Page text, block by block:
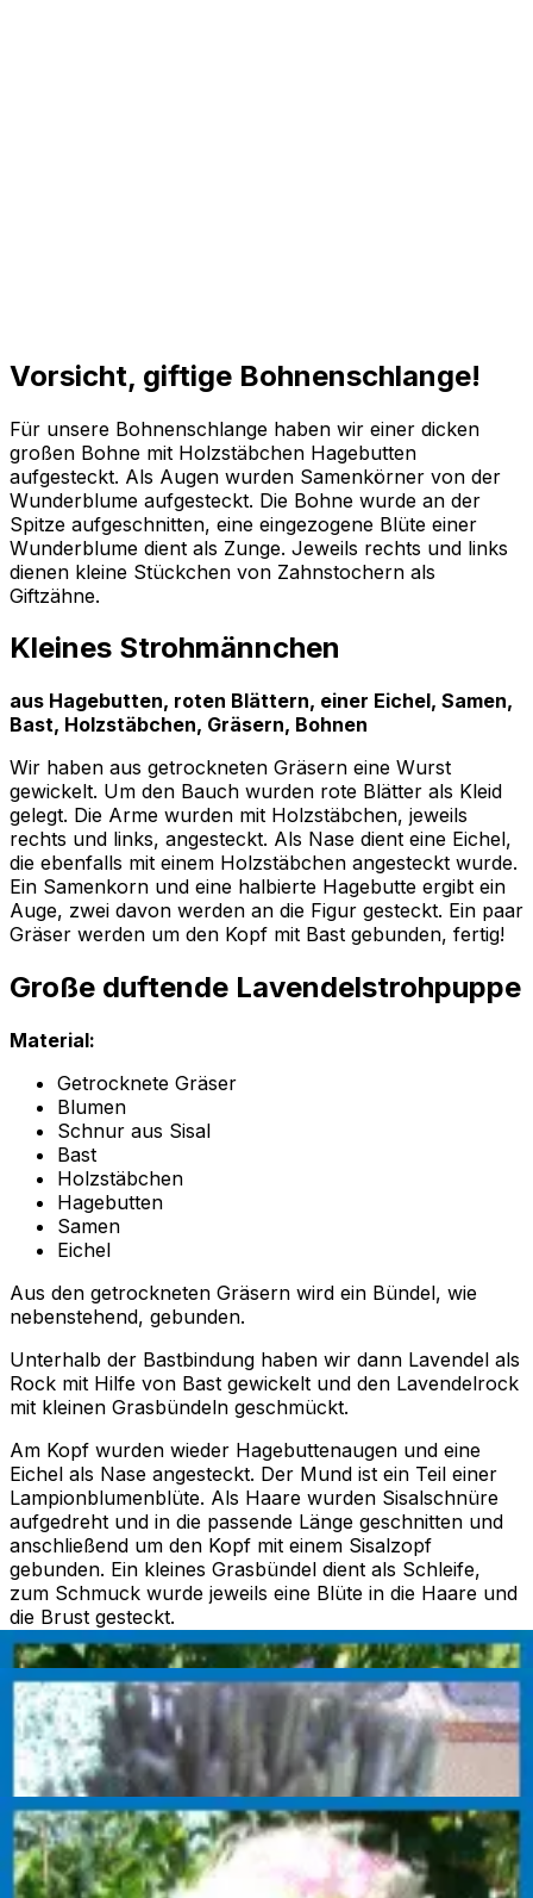
Vorsicht, giftige Bohnenschlange!
Für unsere Bohnenschlange haben wir einer dicken
großen Bohne mit Holzstäbchen Hagebutten
aufgesteckt. Als Augen wurden Samenkörner von der
Wunderblume aufgesteckt. Die Bohne wurde an der
Spitze aufgeschnitten, eine eingezogene Blüte einer
Wunderblume dient als Zunge. Jeweils rechts und links
dienen kleine Stückchen von Zahnstochern als
Giftzähne.
Kleines Strohmännchen
aus Hagebutten, roten Blättern, einer Eichel, Samen,
Bast, Holzstäbchen, Gräsern, Bohnen
Wir haben aus getrockneten Gräsern eine Wurst
gewickelt. Um den Bauch wurden rote Blätter als Kleid
gelegt. Die Arme wurden mit Holzstäbchen, jeweils
rechts und links, angesteckt. Als Nase dient eine Eichel,
die ebenfalls mit einem Holzstäbchen angesteckt wurde.
Ein Samenkorn und eine halbierte Hagebutte ergibt ein
Auge, zwei davon werden an die Figur gesteckt. Ein paar
Gräser werden um den Kopf mit Bast gebunden, fertig!
Große duftende Lavendelstrohpuppe
Material:
Getrocknete Gräser
Blumen
Schnur aus Sisal
Bast
Holzstäbchen
Hagebutten
Samen
Eichel
Aus den getrockneten Gräsern wird ein Bündel, wie
nebenstehend, gebunden.
Unterhalb der Bastbindung haben wir dann Lavendel als
Rock mit Hilfe von Bast gewickelt und den Lavendelrock
mit kleinen Grasbündeln geschmückt.
Am Kopf wurden wieder Hagebuttenaugen und eine
Eichel als Nase angesteckt. Der Mund ist ein Teil einer
Lampionblumenblüte. Als Haare wurden Sisalschnüre
aufgedreht und in die passende Länge geschnitten und
anschließend um den Kopf mit einem Sisalzopf
gebunden. Ein kleines Grasbündel dient als Schleife,
zum Schmuck wurde jeweils eine Blüte in die Haare und
die Brust gesteckt.